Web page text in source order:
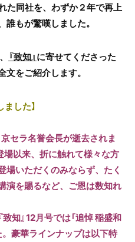
た同社を、わずか２年で再上
もが驚嘆しました。
『致知』に寄せてくださった
をご紹介します。
ました】
セラ名誉会長が逝去されま
以来、折に触れて様々な方
場いただくのみならず、たく
演を賜るなど、ご恩は数知れ
知』12月号では「追悼 稲盛和
豪華ラインナップは以下特